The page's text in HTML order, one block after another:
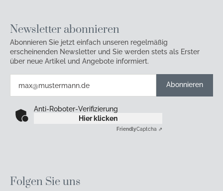
Newsletter abonnieren
Abonnieren Sie jetzt einfach unseren regelmäßig
erscheinenden Newsletter und Sie werden stets als Erster
über neue Artikel und Angebote informiert.
Abonnieren
Anti-Roboter-Verifizierung
Hier klicken
FriendlyCaptcha ⇗
Folgen Sie uns